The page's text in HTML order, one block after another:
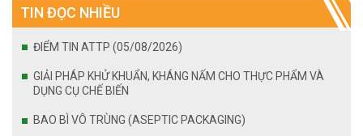
TIN ĐỌC NHIỀU
ĐIỂM TIN ATTP (05/08/2026)
GIẢI PHÁP KHỬ KHUẨN, KHÁNG NẤM CHO THỰC PHẨM VÀ
DỤNG CỤ CHẾ BIẾN
BAO BÌ VÔ TRÙNG (ASEPTIC PACKAGING)